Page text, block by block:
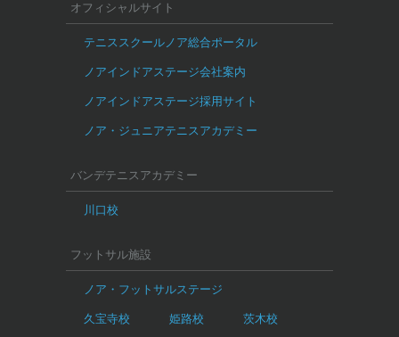
オフィシャルサイト
テニススクールノア総合ポータル
ノアインドアステージ会社案内
ノアインドアステージ採用サイト
ノア・ジュニアテニスアカデミー
バンデテニスアカデミー
川口校
フットサル施設
ノア・フットサルステージ
久宝寺校 姫路校 茨木校